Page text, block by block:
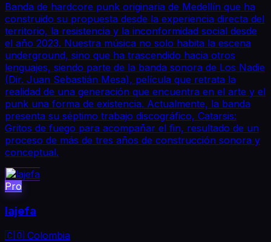
Banda de hardcore punk originaria de Medellín que ha
construido su propuesta desde la experiencia directa del
territorio, la resistencia y la inconformidad social desde
el año 2023. Nuestra música no solo habita la escena
underground, sino que ha trascendido hacia otros
lenguajes, siendo parte de la banda sonora de Los Nadie
(Dir. Juan Sebastián Mesa), película que retrata la
realidad de una generación que encuentra en el arte y el
punk una forma de existencia. Actualmente, la banda
presenta su séptimo trabajo discográfico, Catarsis:
Gritos de fuego para acompañar el fin, resultado de un
proceso de más de tres años de construcción sonora y
conceptual.
Pro
lajefa
🇨🇴 Colombia